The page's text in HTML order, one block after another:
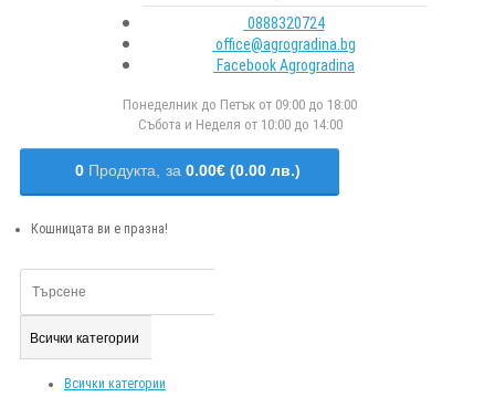
0888320724
office@agrogradina.bg
Facebook Agrogradina
Понеделник до Петък от 09:00 до 18:00
Събота и Неделя от 10:00 до 14:00
0 Продукта, за 0.00€ (0.00 лв.)
Кошницата ви е празна!
Всички категории
Всички категории